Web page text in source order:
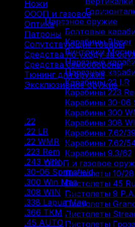
Нарезное оружие
Болтовые
Карабины Blaser
Винтовки
Нарезные
Нарезные
Карабины 22 LR
Карабины 223
Карабины 30-06
Карабины 300
Карабины 308
Карабины 7.62/39
Карабины 7.62/
Карабины 9.3/62
ОООП и газовое
Пистолеты 10/28
Пистолеты 45
Пистолеты 9 Р.А.
Пистолеты
Пистолеты
Пистолеты
Ножи
ОООП и газовое (71)
Оптика (12)
Патроны (211)
Сопутствующие товары
Средства по уходу за
Средства самообороны
Тюнинг для оружия (37)
Эксклюзивное оружие (6)
.22
.22 LR
(29)
.22 WMR
(3)
.223 Rem (18)
.243 WIN (4)
.30-06 Springfield (18)
.300 Win Mag (12)
.308 WIN (30)
.338 Lapua Mag (2)
.366 ТКМ (5)
.45 AUTO (2)